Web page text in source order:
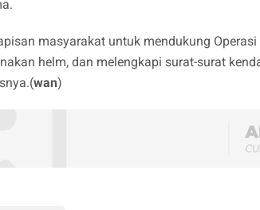
masyarakat untuk mendukung
helm, dan melengkapi surat-surat
wan)